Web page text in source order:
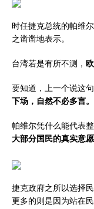
时任捷克总统的帕维尔
之凿凿地表示。
台湾若是有所不测，
要知道，上一个说这
下场，自然不必多言。
帕维尔凭什么能代表
大部分国民的真实意愿
捷克政府之所以选择民
更多的则是因为站在